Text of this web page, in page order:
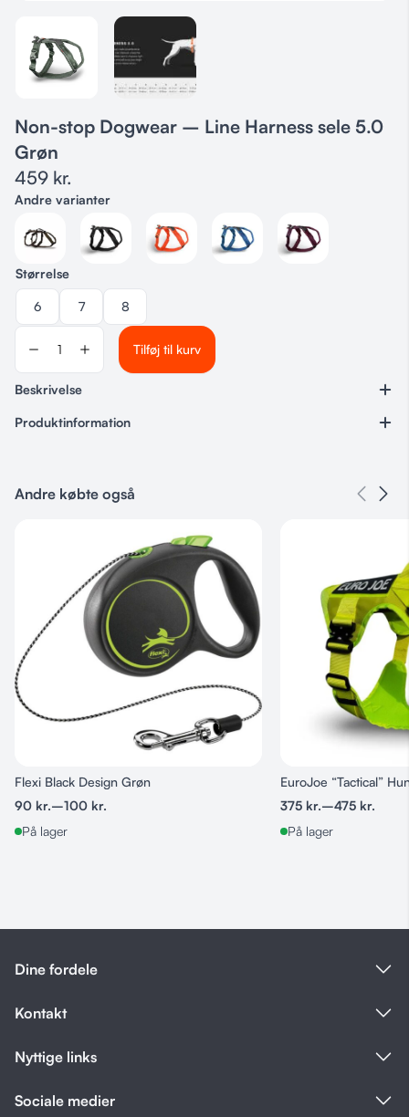
Non-stop Dogwear – Line Harness sele 5.0
Grøn
459 kr.
Andre varianter
Størrelse
6 7 8
Tilføj til kurv
Beskrivelse
Produktinformation
Kategorier
Andre købte også
Flexi Black Design Grøn
90 kr.–100 kr.
På lager
EuroJoe “Tactical”
375kr.–475kr.
På lager
Dine fordele
Kontakt
Nyttige links
Sociale medier